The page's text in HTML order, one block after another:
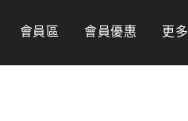
會員區 會員優惠 更多